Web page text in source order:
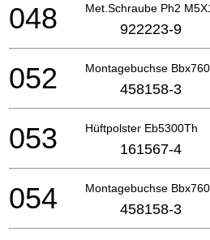
Met.Schraube Ph2
048 922223-9
Montagebuchse
052 458158-3
Hüftpolster Eb5300Th
053 161567-4
Montagebuchse
054 458158-3